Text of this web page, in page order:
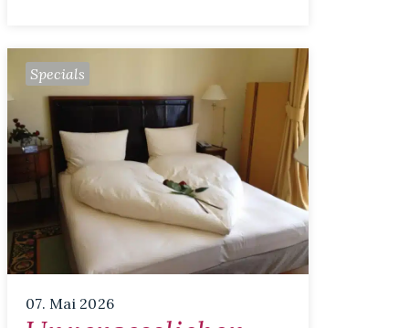
07. Mai 2026
Specials